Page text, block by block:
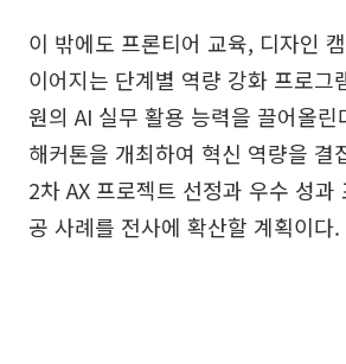
이 밖에도 프론티어 교육, 디자인
이어지는 단계별 역량 강화 프로그
원의 AI 실무 활용 능력을 끌어올
해커톤을 개최하여 혁신 역량을 결
2차 AX 프로젝트 선정과 우수 성과
공 사례를 전사에 확산할 계획이다.